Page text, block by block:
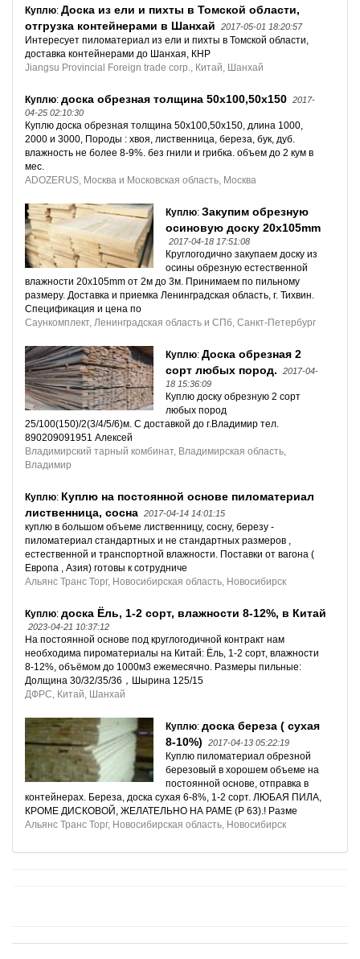
Куплю: Доска из ели и пихты в Томской области,
отгрузка контейнерами в Шанхай
2017-05-01 18:20:57
Интересует пиломатериал из ели и пихты в Томской области,
доставка контейнерами до Шанхая, КНР
Jiangsu Provincial Foreign trade corp., Китай, Шанхай
Куплю: доска обрезная толщина 50х100,50х150 2017-
04-25 02:10:30
Куплю доска обрезная толщина 50х100,50х150, длина 1000,
2000 и 3000, Породы : хвоя, лиственница, береза, бук, дуб.
влажность не более 8-9%. без гнили и грибка. объем до 2 кум в
мес.
ADOZERUS, Москва и Московская область, Москва
Куплю: Закупим обрезную
осиновую доску 20х105mm
2017-04-18 17:51:08
Круглогодично закупаем доску из
осины обрезную естественной
влажности 20x105mm от 2м до 3м. Принимаем по пильному
размеру. Доставка и приемка Ленинградская область, г. Тихвин.
Спецификация и цена по
Саункомплект, Ленинградская область и СПб, Санкт-Петербург
Куплю: Доска обрезная 2
сорт любых пород.
2017-04-
18 15:36:09
Куплю доску обрезную 2 сорт
любых пород
25/100(150)/2(3/4/5/6)м. С доставкой до г.Владимир тел.
890209091951 Алексей
Владимирский тарный комбинат, Владимирская область,
Владимир
Куплю: Куплю на постоянной основе пиломатериал
лиственница, сосна 2017-04-14 14:01:15
куплю в большом объеме лиственницу, сосну, березу -
пиломатериал стандартных и не стандартных размеров ,
естественной и транспортной влажности. Поставки от вагона (
Европа , Азия) готовы к сотрудниче
Альянс Транс Торг, Новосибирская область, Новосибирск
Куплю: доска Ёль, 1-2 сорт, влажности 8-12%, в Китай
2023-04-21 10:37:12
На постоянной основе под круглогодичной контракт нам
необходима пироматериалы на Китай: Ёль, 1-2 сорт, влажности
8-12%, объёмом до 1000м3 ежемесячно. Размеры пильные:
Долщина 30/32/35/36，Шырина 125/15
ДФРС, Китай, Шанхай
Куплю: доска береза ( сухая
8-10%)
2017-04-13 05:22:19
Куплю пиломатериал обрезной
березовый в хорошем объеме на
постоянной основе, отправка в
контейнерах. Береза, доска сухая 6-8%, 1-2 сорт. ЛЮБАЯ ПИЛА,
КРОМЕ ДИСКОВОЙ, ЖЕЛАТЕЛЬНО НА РАМЕ (Р 63).! Разме
Альянс Транс Торг, Новосибирская область, Новосибирск